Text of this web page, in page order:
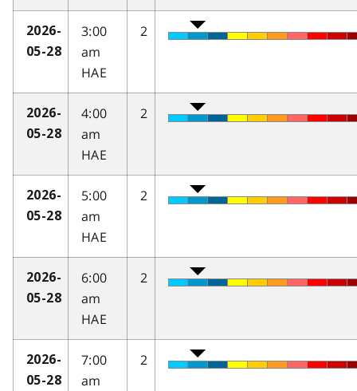
2026-
05-28
3:00
am
HAE
2
2026-
05-28
4:00
am
HAE
2
2026-
05-28
5:00
am
HAE
2
2026-
05-28
6:00
am
HAE
2
2026-
05-28
7:00
am
2